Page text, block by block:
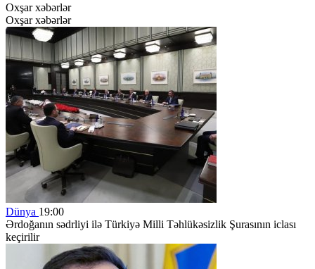
Oxşar xəbərlər
Oxşar xəbərlər
Dünya 19:00
Ərdoğanın sədrliyi ilə Türkiyə Milli Təhlükəsizlik Şurasının iclası
keçirilir